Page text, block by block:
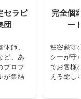
セラピ
団
体師、
ど、あ
プロフ
が集結
完全個
ー
秘密厳守
シーが守
でお客様
える癒し